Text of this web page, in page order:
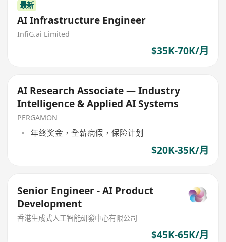
最新
AI Infrastructure Engineer
InfiG.ai Limited
$35K-70K/月
AI Research Associate — Industry
Intelligence & Applied AI Systems
PERGAMON
年终奖金，全薪病假，保险计划
$20K-35K/月
Senior Engineer - AI Product
Development
香港生成式人工智能研發中心有限公司
$45K-65K/月